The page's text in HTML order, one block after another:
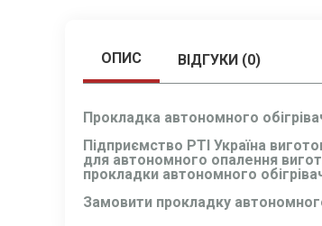
ОПИС ВІДГУКИ (0)
Прокладка автономного
Підприємство РТІ Україна
для автономного опалення
прокладки автономного
Замовити прокладку